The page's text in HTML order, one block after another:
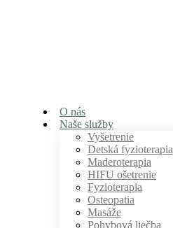
O nás
Naše služby
Vyšetrenie
Detská fyzioterapia
Maderoterapia
HIFU ošetrenie
Fyzioterapia
Osteopatia
Masáže
Pohybová liečba